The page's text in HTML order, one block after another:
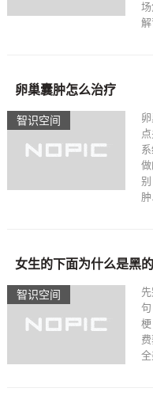
智识空间​
卵巢囊肿怎么治疗
做
智识空间​
女生的下面为什么是黑的
梗
全